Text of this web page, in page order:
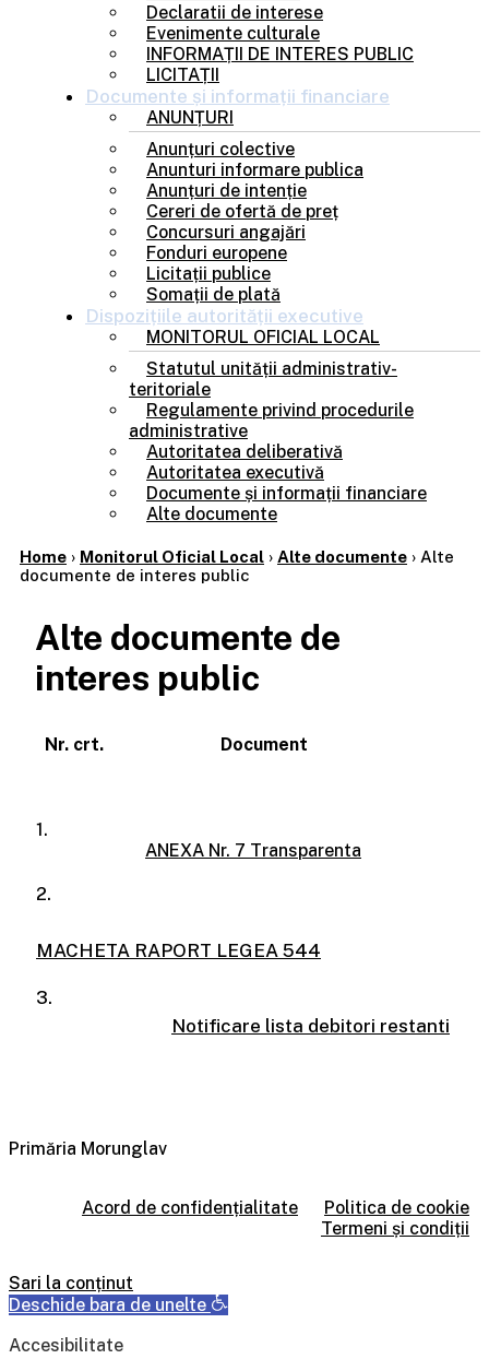
Declaratii de interese
Evenimente culturale
INFORMAȚII DE INTERES PUBLIC
LICITAȚII
Documente și informații financiare
ANUNȚURI
Anunțuri colective
Anunturi informare publica
Anunțuri de intenție
Cereri de ofertă de preț
Concursuri angajări
Fonduri europene
Licitații publice
Somații de plată
Dispozițiile autorității executive
MONITORUL OFICIAL LOCAL
Statutul unității administrativ-
teritoriale
Regulamente privind procedurile
administrative
Autoritatea deliberativă
Autoritatea executivă
Documente și informații financiare
Alte documente
Home › Monitorul Oficial Local › Alte documente › Alte
documente de interes public
Alte documente de
interes public
Nr. crt. Document
1.
ANEXA Nr. 7 Transparenta
2.
MACHETA RAPORT LEGEA 544
3.
Notificare lista debitori restanti
Primăria Morunglav
Acord de confidențialitate
Politica de cookie
Termeni și condiții
Sari la conținut
Deschide bara de unelte
Accesibilitate